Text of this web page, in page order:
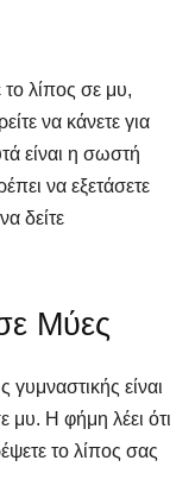
λίπος σε μυ,
να κάνετε για
είναι η σωστή
να εξετάσετε
δείτε
Μύες
είναι
μυ. Η φήμη λέει ότι
το λίπος σας